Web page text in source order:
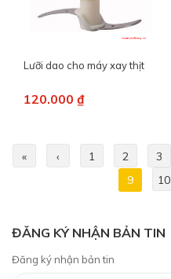
Lưỡi dao cho máy xay thịt
120.000 ₫
« ‹ 1 2 3
9
10
ĐĂNG KÝ NHẬN BẢN TIN
Đăng ký nhận bản tin